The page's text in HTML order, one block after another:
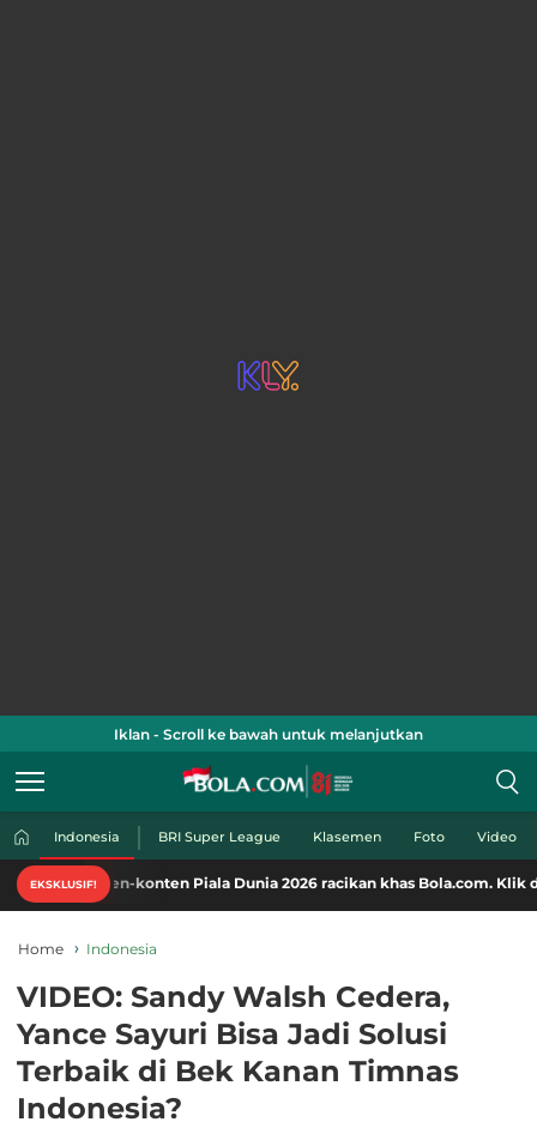
Iklan - Scroll ke bawah untuk melanjutkan
Indonesia BRI Super League Klasemen Foto Video
EKSKLUSIF!
konten-konten Piala Dunia 2026 racikan khas Bola.com. Klik di sini!
Home Indonesia
VIDEO: Sandy Walsh Cedera,
Yance Sayuri Bisa Jadi Solusi
Terbaik di Bek Kanan Timnas
Indonesia?